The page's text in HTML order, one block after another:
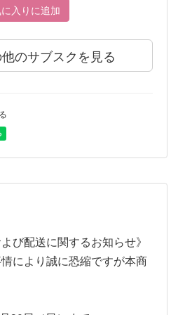
入りに追加
のサブスクを見る
び配送に関するお知らせ》
により誠に恐縮ですが本商